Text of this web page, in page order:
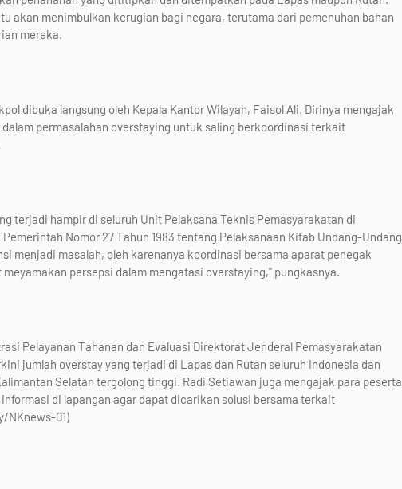
akan menimbulkan kerugian bagi negara, terutama dari pemenuhan bahan
mereka.
dibuka langsung oleh Kepala Kantor Wilayah, Faisol Ali. Dirinya mengajak
permasalahan overstaying untuk saling berkoordinasi terkait
terjadi hampir di seluruh Unit Pelaksana Teknis Pemasyarakatan di
Nomor 27 Tahun 1983 tentang Pelaksanaan Kitab Undang-Undang
menjadi masalah, oleh karenanya koordinasi bersama aparat penegak
persepsi dalam mengatasi overstaying," pungkasnya.
Pelayanan Tahanan dan Evaluasi Direktorat Jenderal Pemasyarakatan
jumlah overstay yang terjadi di Lapas dan Rutan seluruh Indonesia dan
Selatan tergolong tinggi. Radi Setiawan juga mengajak para peserta
di lapangan agar dapat dicarikan solusi bersama terkait
NKnews-01)